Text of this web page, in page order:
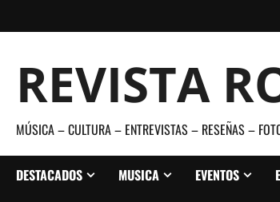
al
REVISTA
MÚSICA – CULTURA – ENTREVISTAS – RESEÑAS –
DESTACADOS MUSICA EVENTOS